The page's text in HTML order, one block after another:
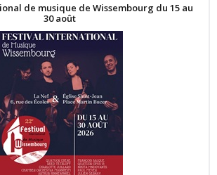
de musique de Wissembourg du 15 au
30 août